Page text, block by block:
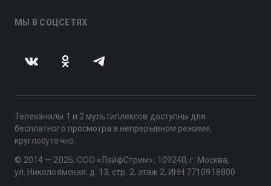
МЫ В СОЦСЕТЯХ
Телеканалы 1 и 2 мультиплексов доступны для
бесплатного просмотра в непрерывном режиме,
круглосуточно.
© 2014 — 2026, ООО «ЛайфСтрим», 109240, г. Москва,
ул. Николоямская, д. 13, стр. 2, этаж 2, ИНН 7710918800